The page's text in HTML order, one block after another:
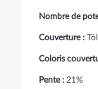
Nombre de
Couverture :
Coloris
Pente : 21%